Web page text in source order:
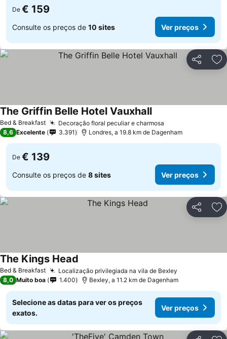
De € 159
Consulte os preços de 10 sites Ver preços
Partilhar
Bed & Breakfast Decoração floral peculiar e charmosa
The Griffin Belle Hotel Vauxhall
8,6 Excelente 3.391 Londres, a 19.8 km de Dagenham
De € 139
Consulte os preços de 8 sites Ver preços
Partilhar
Bed & Breakfast Localização privilegiada na vila de Bexley
The Kings Head
8,0 Muito boa 1.400 Bexley, a 11.2 km de Dagenham
Selecione as datas para ver os preços
exatos.
Ver preços